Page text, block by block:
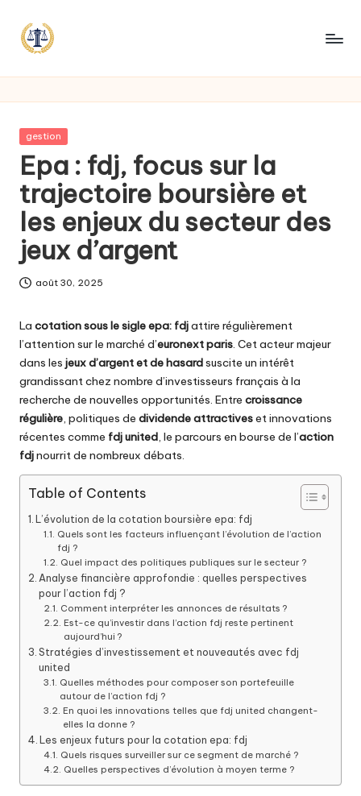
Posted
gestion
Epa : fdj, focus sur la
trajectoire boursière et
les enjeux du secteur des
jeux d’argent
août 30, 2025
La cotation sous le sigle epa: fdjattire régulièrement
l’attention sur le marché d’euronext paris. Cet acteur majeur
dans les jeux d’argent et de hasardsuscite un intérêt
grandissant chez nombre d’investisseurs français à la
recherche de nouvelles opportunités. Entre croissance
régulière, politiques de dividende attractiveset innovations
récentes comme fdj united, le parcours en bourse de l’action
fdjnourrit de nombreux débats.
Table of Contents
L’évolution de la cotation boursière epa: fdj
Quels sont les facteurs influençant l’évolution de l’action
fdj ?
Quel impact des politiques publiques sur le secteur ?
Analyse financière approfondie : quelles perspectives
pour l’action fdj ?
Comment interpréter les annonces de résultats ?
Est-ce qu’investir dans l’action fdj reste pertinent
aujourd’hui ?
Stratégies d’investissement et nouveautés avec fdj
united
Quelles méthodes pour composer son portefeuille
autour de l’action fdj ?
En quoi les innovations telles que fdj united changent-
elles la donne ?
Les enjeux futurs pour la cotation epa: fdj
Quels risques surveiller sur ce segment de marché ?
Quelles perspectives d’évolution à moyen terme ?